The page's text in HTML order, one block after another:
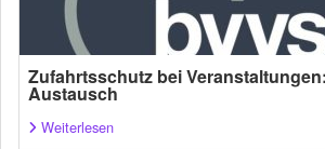
Zufahrtsschutz bei
Austausch
Weiterlesen